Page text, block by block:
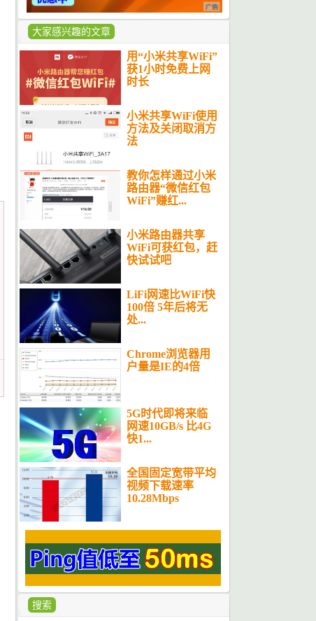
大家感兴趣的文章
用“小米共享WiFi”
获1小时免费上网
时长
小米共享WiFi使用
方法及关闭取消方
法
教你怎样通过小米
路由器“微信红包
WiFi”赚红...
小米路由器共享
WiFi可获红包，赶
快试试吧
LiFi网速比WiFi快
100倍 5年后将无
处...
Chrome浏览器用
户量是IE的4倍
5G时代即将来临
网速10GB/s 比4G
快1...
全国固定宽带平均
视频下载速率
10.28Mbps
搜索